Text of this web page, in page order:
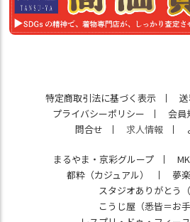
特定商取引法に基づく表示
プライバシーポリシー
会員
問合せ
求人情報
まるやま・京彩グループ
都粋（カジュアル）
夢
スタジオありがとう（
こうじ屋（悉皆＝お手